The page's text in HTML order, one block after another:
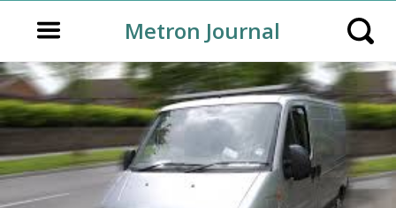
Open main menuMetron Journal Open